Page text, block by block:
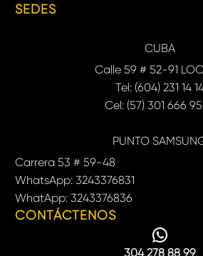
SEDES
CUBA
Calle 59 # 52-91
Tel: (604) 231 14
Cel: (57) 301 666 95
PUNTO
Carrera 53 # 59-48
WhatsApp: 3243376831
WhatApp: 3243376836
CONTÁCTENOS
304 278 88 99